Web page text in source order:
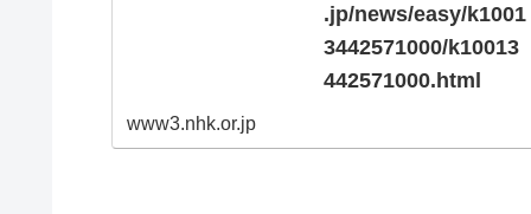
.jp/news/easy/k1001
3442571000/k10013
442571000.html
www3.nhk.or.jp